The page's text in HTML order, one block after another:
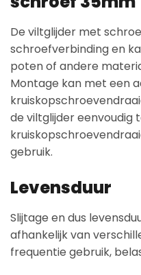
De viltglijder met
schroefverbinding en
poten of andere
Montage kan met een
de viltglijder eenvoudig
gebruik.
Levensduur
Slijtage en dus
afhankelijk van
frequentie gebruik,